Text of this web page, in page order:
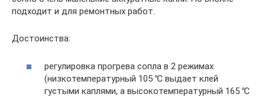
подходит и для ремонтных работ.
Достоинства:
регулировка прогрева сопла в 2 режимах
(низкотемпературный 105 ℃ выдает клей
густыми каплями, а высокотемпературный 165 ℃